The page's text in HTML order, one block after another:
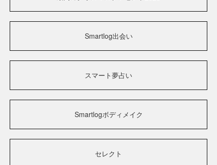
Smartlog出会い
スマート夢占い
Smartlogボディメイク
セレクト